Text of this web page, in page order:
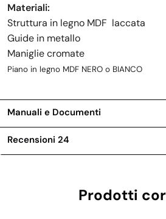
Materiali:
Struttura in legno MDF laccata
Guide in metallo
Maniglie cromate
Piano in legno MDF NERO o BIANCO
Manuali e Documenti
Recensioni 24
Prodotti